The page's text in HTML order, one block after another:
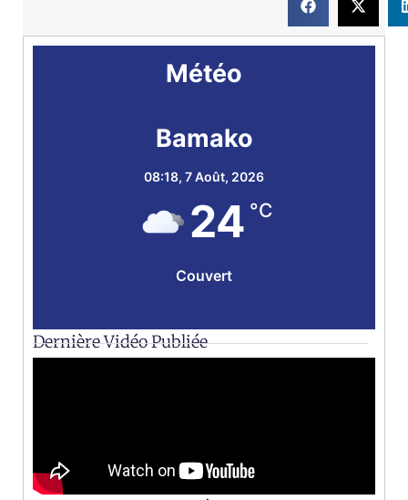
Météo
Bamako
08:18, 7 Août, 2026
24 °C
Couvert
Dernière Vidéo Publiée